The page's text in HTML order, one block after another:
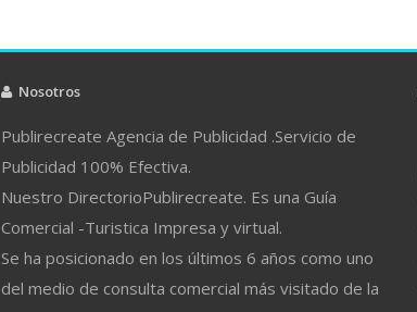
Nosotros
Publirecreate Agencia de Publicidad .Servicio de
Publicidad 100% Efectiva.
Nuestro DirectorioPublirecreate. Es una Guía
Comercial -Turistica Impresa y virtual.
Se ha posicionado en los últimos 6 años como uno
del medio de consulta comercial más visitado de la